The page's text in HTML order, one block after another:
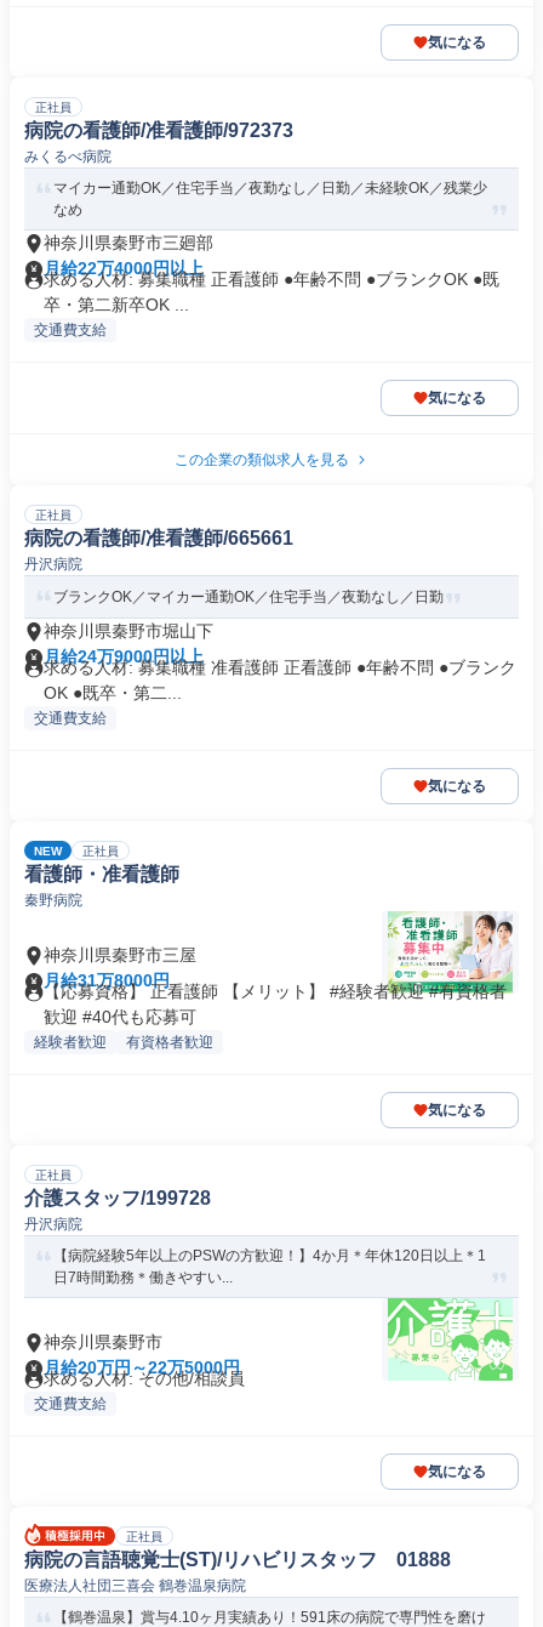
気になる
正社員
病院の看護師/准看護師/972373
みくるべ病院
マイカー通勤OK／住宅手当／夜勤なし／日勤／未経験OK／残業少
なめ
神奈川県秦野市三廻部
月給22万4000円以上
求める人材: 募集職種 正看護師 ●年齢不問 ●ブランクOK ●既
卒・第二新卒OK ...
交通費支給
気になる
この企業の類似求人を見る
正社員
病院の看護師/准看護師/665661
丹沢病院
ブランクOK／マイカー通勤OK／住宅手当／夜勤なし／日勤
神奈川県秦野市堀山下
月給24万9000円以上
求める人材: 募集職種 准看護師 正看護師 ●年齢不問 ●ブランク
OK ●既卒・第二...
交通費支給
気になる
NEW 正社員
看護師・准看護師
秦野病院
神奈川県秦野市三屋
月給31万8000円
【応募資格】 正看護師 【メリット】 #経験者歓迎 #有資格者
歓迎 #40代も応募可
経験者歓迎 有資格者歓迎
気になる
正社員
介護スタッフ/199728
丹沢病院
【病院経験5年以上のPSWの方歓迎！】4か月＊年休120日以上＊1
日7時間勤務＊働きやすい...
神奈川県秦野市
月給20万円～22万5000円
求める人材: その他/相談員
交通費支給
気になる
正社員
病院の言語聴覚士(ST)/リハビリスタッフ 01888
医療法人社団三喜会 鶴巻温泉病院
【鶴巻温泉】賞与4.10ヶ月実績あり！591床の病院で専門性を磨け